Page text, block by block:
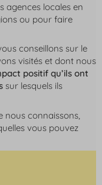
agences locales en
ou pour faire
conseillons sur le
visités et dont nous
positif qu’ils ont
sur lesquels ils
nous connaissons,
vous pouvez